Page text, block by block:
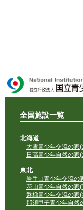
●特定の政党を支持
●特定の宗教を支持
域での勧誘活動を行
全国施設一覧
北海道
大雪青少年交流の家
日高青少年自然の家
東北
岩手山青少年交流の
花山青少年自然の家(
磐梯青少年交流の家(
那須甲子青少年自然